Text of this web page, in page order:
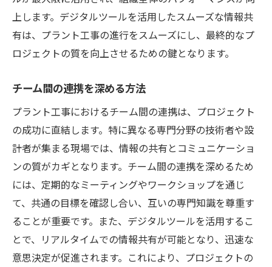
上します。デジタルツールを活用したスムーズな情報共
有は、プラント工事の進行をスムーズにし、最終的なプ
ロジェクトの質を向上させるための鍵となります。
チーム間の連携を深める方法
プラント工事におけるチーム間の連携は、プロジェクト
の成功に直結します。特に異なる専門分野の技術者や設
計者が集まる現場では、情報の共有とコミュニケーショ
ンの質がカギとなります。チーム間の連携を深めるため
には、定期的なミーティングやワークショップを通じ
て、共通の目標を確認し合い、互いの専門知識を尊重す
ることが重要です。また、デジタルツールを活用するこ
とで、リアルタイムでの情報共有が可能となり、迅速な
意思決定が促進されます。これにより、プロジェクトの